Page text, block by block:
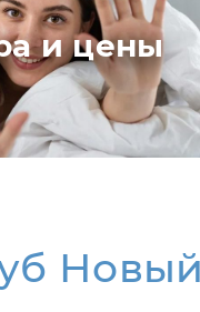
и цены